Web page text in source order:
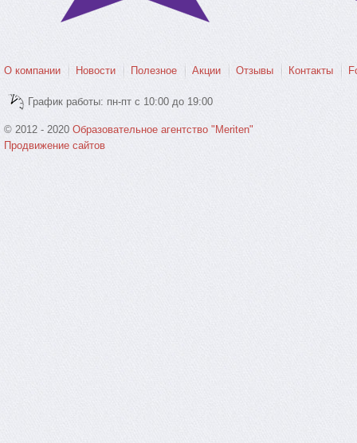
О компании Новости Полезное Акции Отзывы Контакты
График работы: пн-пт с 10:00 до 19:00
© 2012 - 2020 Образовательное агентство "Meriten"
Продвижение сайтов